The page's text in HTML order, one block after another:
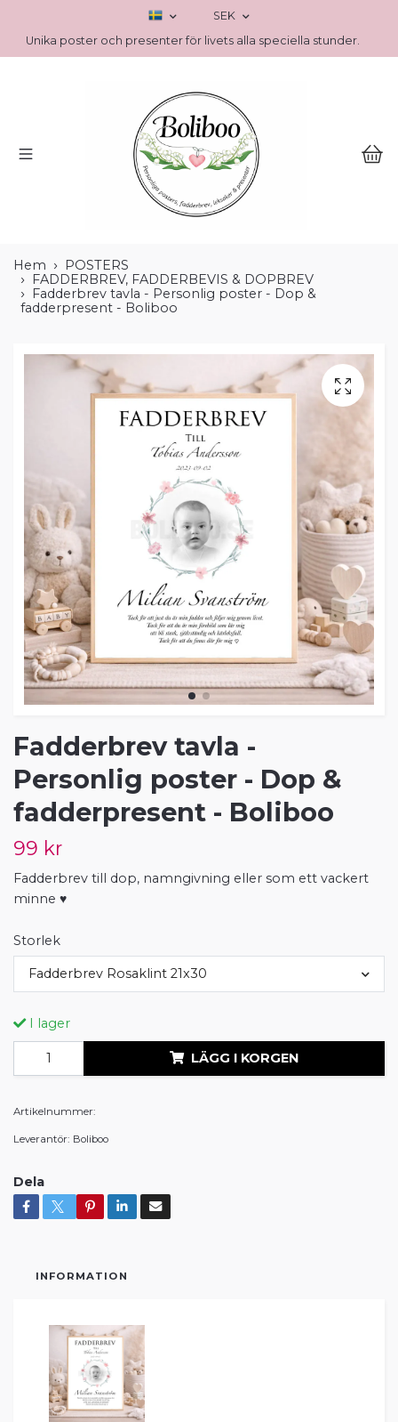
SEK
Unika poster och presenter för livets alla speciella stunder.
Hem
POSTERS
FADDERBREV, FADDERBEVIS & DOPBREV
Fadderbrev tavla - Personlig poster - Dop &
fadderpresent - Boliboo
Fadderbrev tavla -
Personlig poster - Dop &
fadderpresent - Boliboo
99 kr
Fadderbrev till dop, namngivning eller som ett vackert
minne ♥
Storlek
Fadderbrev Rosaklint 21x30
I lager
LÄGG I KORGEN
Artikelnummer:
Leverantör: Boliboo
Dela
INFORMATION